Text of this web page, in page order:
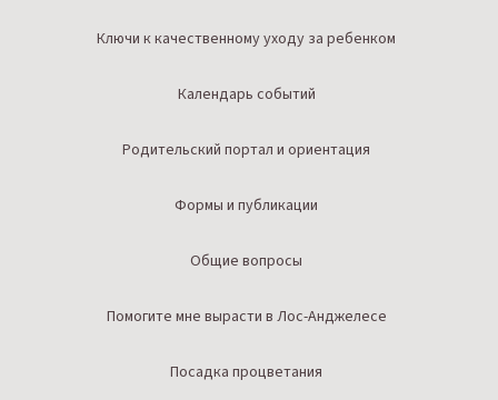
Ключи к качественному уходу за ребенком
Календарь событий
Родительский портал и ориентация
Формы и публикации
Общие вопросы
Помогите мне вырасти в Лос-Анджелесе
Посадка процветания